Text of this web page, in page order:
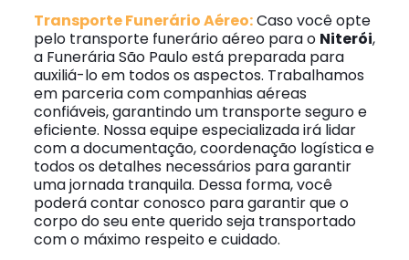
Transporte Funerário Aéreo:Caso você opte
pelo transporte funerário aéreo para o Niterói,
a Funerária São Paulo está preparada para
auxiliá-lo em todos os aspectos. Trabalhamos
em parceria com companhias aéreas
confiáveis, garantindo um transporte seguro e
eficiente. Nossa equipe especializada irá lidar
com a documentação, coordenação logística e
todos os detalhes necessários para garantir
uma jornada tranquila. Dessa forma, você
poderá contar conosco para garantir que o
corpo do seu ente querido seja transportado
com o máximo respeito e cuidado.